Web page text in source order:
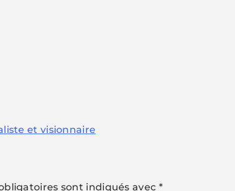
et visionnaire
sont indiqués avec *